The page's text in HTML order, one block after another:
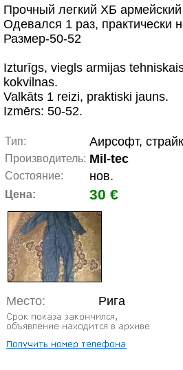
Прочный легкий ХБ армейский
Одевался 1 раз, практически
Размер-50-52
Izturīgs, viegls armijas
kokvilnas.
Valkāts 1 reizi, praktiski jauns.
Izmērs: 50-52.
Тип: Аирсофт,
Производитель: Mil-tec
Состояние: нов.
Цена: 30 €
Место: Рига